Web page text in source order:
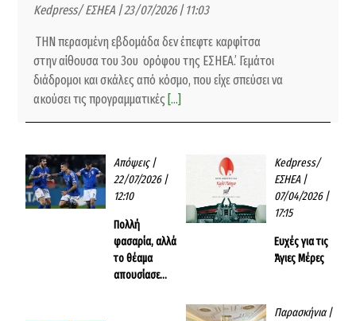
Kedpress/ ΕΣΗΕΑ | 23/07/2026 | 11:03
ΤΗΝ περασμένη εβδομάδα δεν έπεφτε καρφίτσα
στην αίθουσα του 3ου ορόφου της ΕΣΗΕΑ.’ Γεμάτοι
διάδρομοι και σκάλες από κόσμο, που είχε σπεύσει να
ακούσει τις προγραμματικές [...]
Απόψεις|
22/07/2026 |
12:10
Πολλή
φασαρία, αλλά
το θέαμα
απουσίασε…
Kedpress/
ΕΣΗΕΑ|
07/04/2026 |
17:15
Ευχές για τις
Άγιες Μέρες
Παρασκήνια|